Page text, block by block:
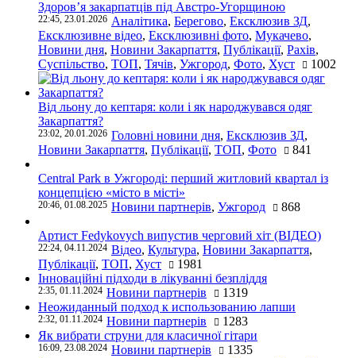
Здоров’я закарпатців під Австро-Угорщиною
22:45, 23.01.2026 Аналітика, Берегово, Ексклюзив ЗД,
Ексклюзивне відео, Ексклюзивні фото, Мукачево,
Новини дня, Новини Закарпаття, Публікації, Рахів,
Суспільство, ТОП, Тячів, Ужгород, Фото, Хуст 1002
Від льону до кептаря: коли і як народжувався одяг
Закарпаття?
23:02, 20.01.2026 Головні новини дня, Ексклюзив ЗД,
Новини Закарпаття, Публікації, ТОП, Фото 841
Central Park в Ужгороді: перший житловий квартал із
концепцією «місто в місті»
20:46, 01.08.2025 Новини партнерів, Ужгород 868
Артист Fedykovych випустив черговий хіт (ВІДЕО)
22:24, 04.11.2024 Відео, Культура, Новини Закарпаття,
Публікації, ТОП, Хуст
1981
Інноваційні підходи в лікуванні безпліддя
2:35, 01.11.2024 Новини партнерів
1319
Неожиданный подход к использованию лапши
2:32, 01.11.2024 Новини партнерів
1283
Як вибрати струни для класичної гітари
16:09, 23.08.2024 Новини партнерів
1335